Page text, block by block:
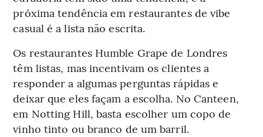
próxima tendência em restaurantes de vibe
casual é a lista não escrita.
Os restaurantes Humble Grape de Londres
têm listas, mas incentivam os clientes a
responder a algumas perguntas rápidas e
deixar que eles façam a escolha. No Canteen,
em Notting Hill, basta escolher um copo de
vinho tinto ou branco de um barril.